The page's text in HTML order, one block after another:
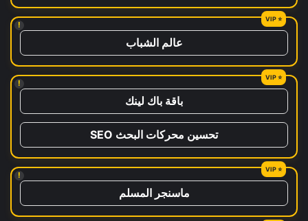
!
عالم الشباب
!
باقة باك لينك
تحسين محركات البحث SEO
!
ماسنجر المسلم